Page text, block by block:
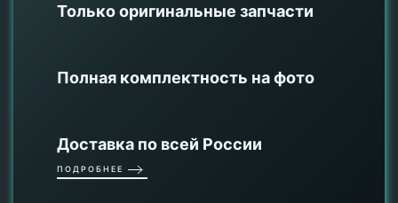
Только оригинальные запчасти
Полная комплектность на фото
Доставка по всей России
ПОДРОБНЕЕ